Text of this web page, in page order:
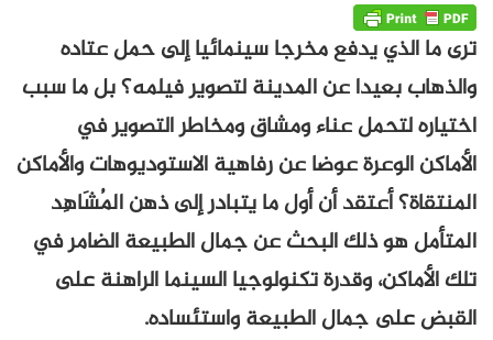
ترى ما الذي يدفع مخرجا سينمائيا إلى حمل عتاده
والذهاب بعيدا عن المدينة لتصوير فيلمه؟ بل ما سبب
اختياره لتحمل عناء ومشاق ومخاطر التصوير في
الأماكن الوعرة عوضا عن رفاهية الاستوديوهات والأماكن
المنتقاة؟ أعتقد أن أول ما يتبادر إلى ذهن المُشَاهِد
المتأمل هو ذلك البحث عن جمال الطبيعة الضامر في
تلك الأماكن، وقدرة تكنولوجيا السينما الراهنة على
القبض على جمال الطبيعة واستئساده.